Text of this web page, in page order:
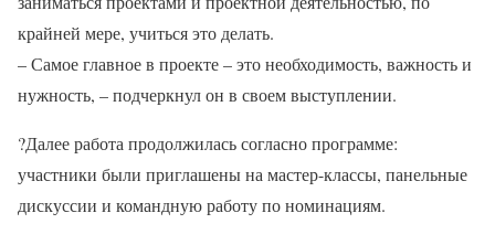
крайней мере, учиться это делать.
– Самое главное в проекте – это необходимость, важность и
нужность, – подчеркнул он в своем выступлении.
?Далее работа продолжилась согласно программе:
участники были приглашены на мастер-классы, панельные
дискуссии и командную работу по номинациям.